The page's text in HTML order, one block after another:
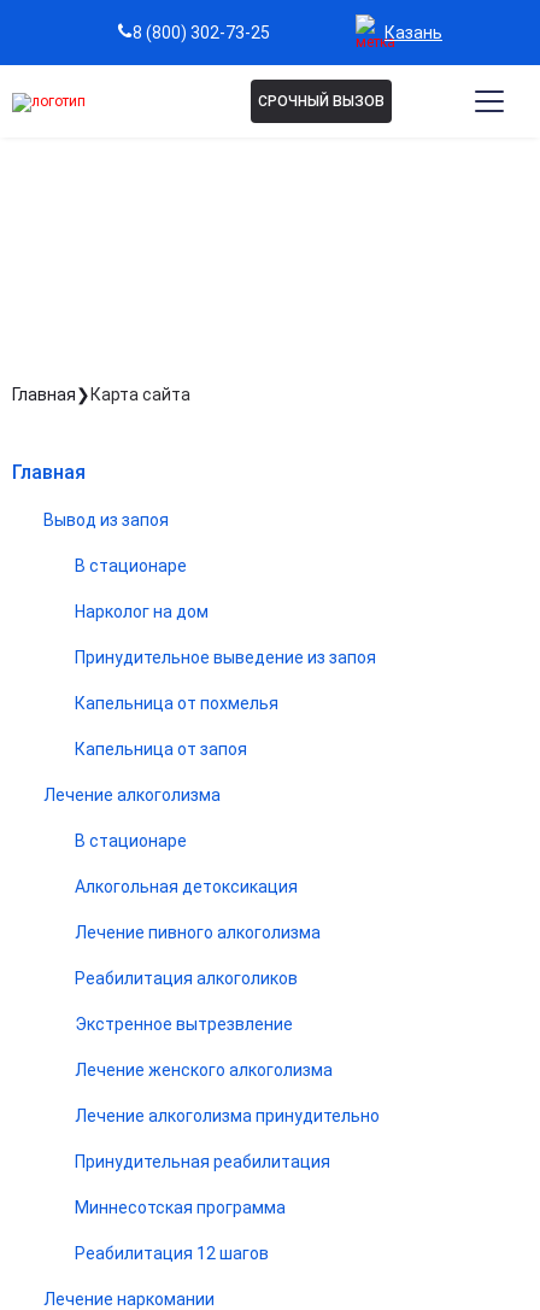
8 (800) 302-73-25 Казань
СРОЧНЫЙ ВЫЗОВ
Главная Карта сайта
Главная
Вывод из запоя
В стационаре
Нарколог на дом
Принудительное выведение из запоя
Капельница от похмелья
Капельница от запоя
Лечение алкоголизма
В стационаре
Алкогольная детоксикация
Лечение пивного алкоголизма
Реабилитация алкоголиков
Экстренное вытрезвление
Лечение женского алкоголизма
Лечение алкоголизма принудительно
Принудительная реабилитация
Миннесотская программа
Реабилитация 12 шагов
Лечение наркомании